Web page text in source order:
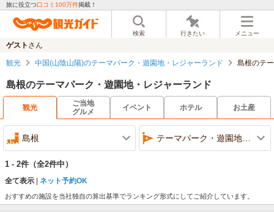
旅に役立つ口コミ100万件掲載！
検索 行きたい メニュー
ゲスト さん
観光 中国(山陰山陽)のテーマパーク・遊園地・レジャーランド 島根のテ
島根のテーマパーク・遊園地・レジャーランド
観光
ご当地
グルメ
イベント ホテル お土産
島根 テーマパーク・遊園地・レジャーランド
1 - 2件 （全2件中）
全て表示 ネット予約OK
おすすめの施設を当社独自の算出基準でランキング形式にしてご紹介しています。